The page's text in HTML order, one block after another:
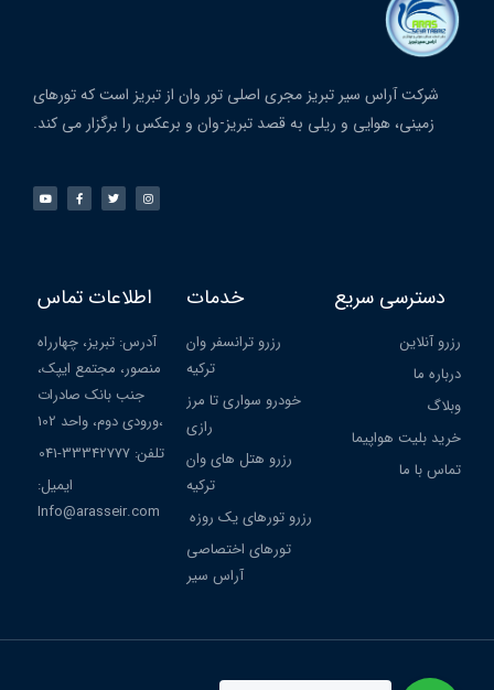
شرکت آراس سیر تبریز مجری اصلی تور وان از تبریز است که تورهای
زمینی، هوایی و ریلی به قصد تبریز-وان و برعکس را برگزار می کند.
دسترسی سریع
رزرو آنلاین
درباره ما
وبلاگ
خرید بلیت هواپیما
تماس با ما
خدمات
رزرو ترانسفر وان
ترکیه
خودرو سواری تا مرز
رازی
رزرو هتل های وان
ترکیه
رزرو تورهای یک روزه
تورهای اختصاصی
آراس سیر
اطلاعات تماس
آدرس: تبریز، چهارراه
منصور، مجتمع ایپک،
جنب بانک صادرات
،ورودی دوم، واحد 102
تلفن: 33342777-041
ایمیل:
Info@arasseir.com